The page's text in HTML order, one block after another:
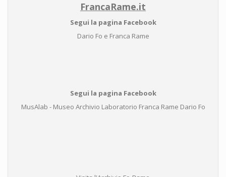
FrancaRame.it
Segui la pagina Facebook
Dario Fo e Franca Rame
Segui la pagina Facebook
MusAlab - Museo Archivio Laboratorio Franca Rame Dario Fo